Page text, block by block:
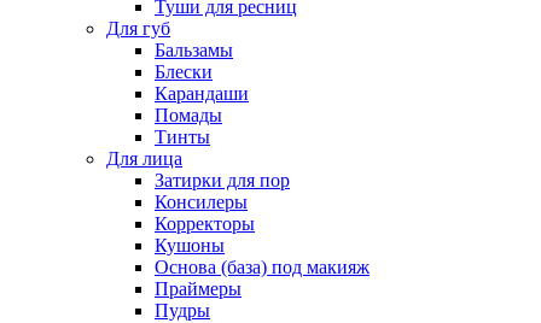
Туши для ресниц
Для губ
Бальзамы
Блески
Карандаши
Помады
Тинты
Для лица
Затирки для пор
Консилеры
Корректоры
Кушоны
Основа (база) под макияж
Праймеры
Пудры